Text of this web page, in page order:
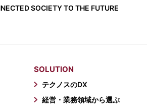
SOCIETY TO THE FUTURE
SOLUTION
テクノスのDX
経営・業務領域から選ぶ